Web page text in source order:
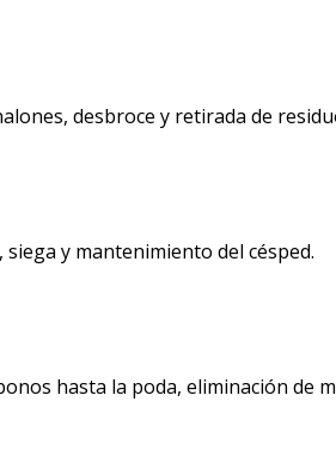
desbroce y retirada de
y mantenimiento del césped.
hasta la poda, eliminación de